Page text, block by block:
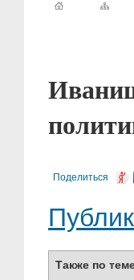
Поделиться
Также по